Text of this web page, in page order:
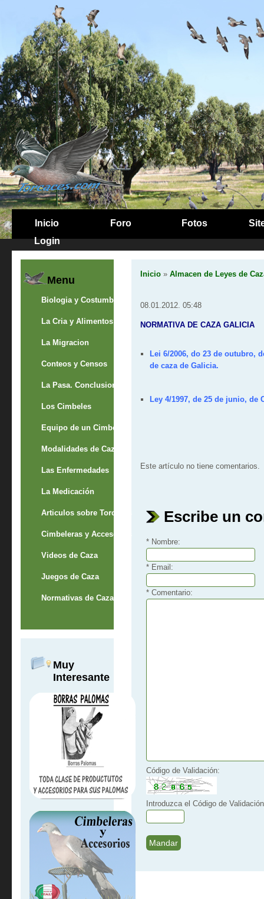
Inicio Foro Fotos
Login
Menu
Biologia y Costumbres
La Cria y Alimentos
La Migracion
Conteos y Censos
La Pasa. Conclusion
Los Cimbeles
Equipo de un Cimbelero
Modalidades de Caza
Las Enfermedades
La Medicación
Articulos sobre Torcaces
Cimbeleras y Accesorios
Videos de Caza
Juegos de Caza
Normativas de Caza
Muy
Interesante
Inicio» Almacen de Leyes de
08.01.2012. 05:48
NORMATIVA DE CAZA GALICIA
Lei 6/2006, do 23 de outubro,
de caza de Galicia.
Ley 4/1997, de 25 de junio, de
Este artículo no tiene comentarios.
Escribe un
* Nombre:
* Email:
* Comentario:
Código de Validación:
Introduzca el Código de